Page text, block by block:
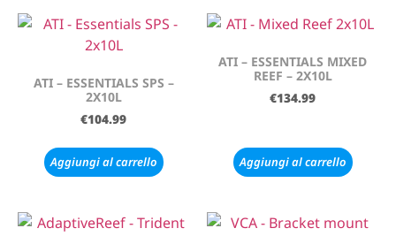
ATI – ESSENTIALS SPS –
2X10L
€104.99
Aggiungi al carrello
ATI – ESSENTIALS MIXED
REEF – 2X10L
€134.99
Aggiungi al carrello